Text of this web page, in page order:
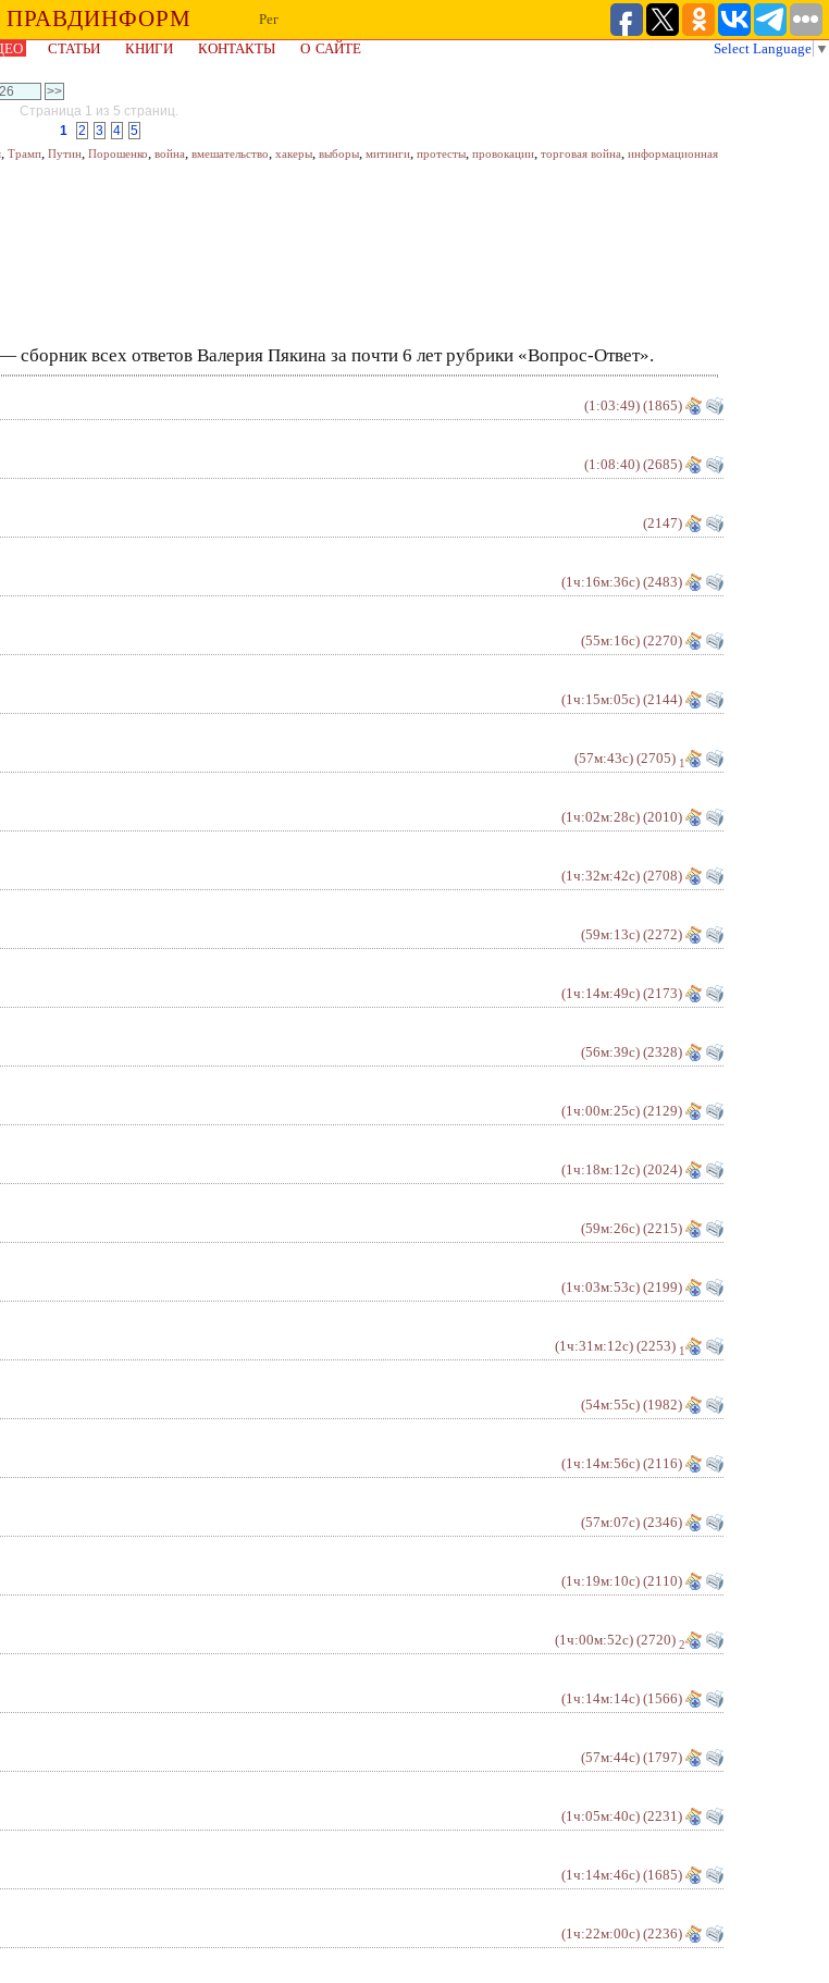
ПРАВДИНФОРМ
Рег
СТАТЬИ КНИГИ КОНТАКТЫ О САЙТЕ Select Language ▼
Страница 1 из 5 страниц.
1
2 3 4 5
, Трамп, Путин, Порошенко, война, вмешательство, хакеры, выборы, митинги, протесты, провокации, торговая война, информационная
сборник всех ответов Валерия Пякина за почти 6 лет рубрики «Вопрос-Ответ».
(1:03:49) (1865)
(1:08:40) (2685)
(2147)
(1ч:16м:36с) (2483)
(55м:16с) (2270)
(1ч:15м:05с) (2144)
(57м:43с) (2705) 1
(1ч:02м:28с) (2010)
(1ч:32м:42с) (2708)
(59м:13с) (2272)
(1ч:14м:49с) (2173)
(56м:39с) (2328)
(1ч:00м:25с) (2129)
(1ч:18м:12с) (2024)
(59м:26с) (2215)
(1ч:03м:53с) (2199)
(1ч:31м:12с) (2253) 1
(54м:55с) (1982)
(1ч:14м:56с) (2116)
(57м:07с) (2346)
(1ч:19м:10с) (2110)
(1ч:00м:52с) (2720) 2
(1ч:14м:14с) (1566)
(57м:44с) (1797)
(1ч:05м:40с) (2231)
(1ч:14м:46с) (1685)
(1ч:22м:00с) (2236)